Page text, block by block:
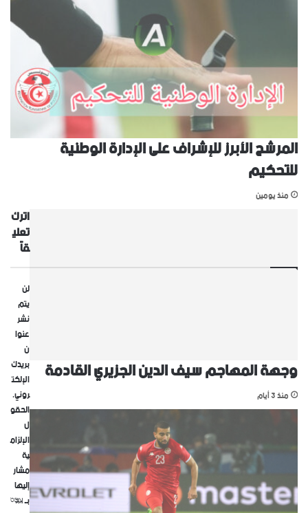
المرشح الأبرز للإشراف على الإدارة الوطنية
للتحكيم
منذ يومين
وجهة المهاجم سيف الدين الجزيري القادمة
منذ 3 أيام
اترك
تعلي
قاً
لن
يتم
نشر
عنوا
ن
بريدك
الإلكت
روني.
الحقو
ل
الإلزام
ية
مشار
إليها
بـ*